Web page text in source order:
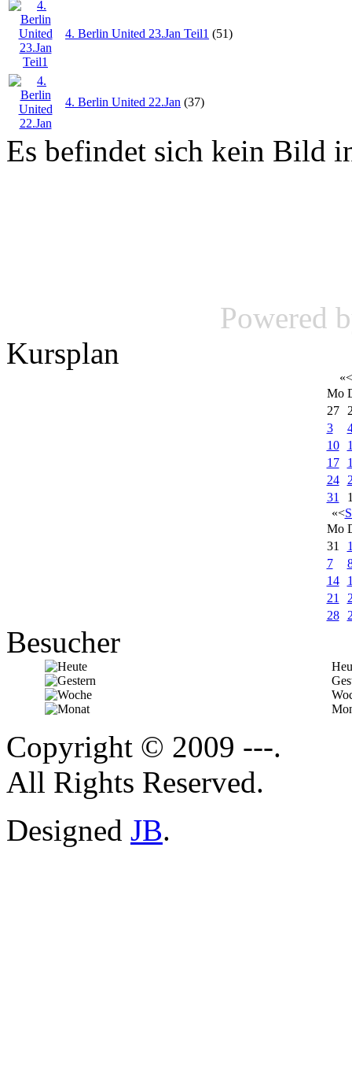
4. Berlin United 23.Jan Teil1 (51)
4. Berlin United 22.Jan (37)
Es befindet sich kein Bild
Powered
Kursplan
«<
Mo
27
3
10
17
24
31
«<
Mo
31
7
14
21
28
Besucher
Copyright © 2009 ---.
All Rights Reserved.
Designed JB.